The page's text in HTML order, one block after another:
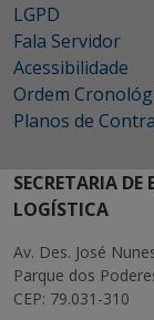
LGPD
Fala Servidor
Acessibilidade
Ordem
Planos de
SECRETARIA
LOGÍSTICA
Av. Des. José
Parque dos
CEP: 79.031-310